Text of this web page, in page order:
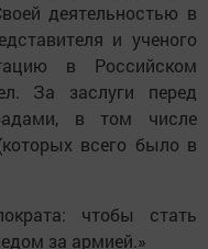
деятельностью в
и ученого
в Российском
За заслуги перед
в том числе
всего было в
чтобы стать
за армией.»